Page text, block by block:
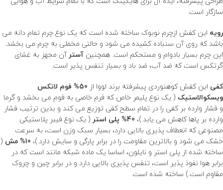
سازگار است.
رویه این کفش ازچرم نوبوک ساخته شده است که یک نوع چرم تمام دانه می
باشد که روی آن سنباده کشیده می شود و حالتی مخملی به چرم می بخشد.
این چرم بسیار بادوام و مستحکم است. همچنین آستر آن مجهز به غشای
گرتکس است که ضد آب، ضد باد و بسیار تنفس پذیر است.
کفی این کفش کوهنوردی پیشرفته برند لووا از
50% فوم لاتکس
ویسکوالاستیک ( یک نوع پلیمر خاص که فرم خاصی به فوم می بخشد و گرما
و فشار وارده بر کفی را در تمام سطح کفی توزیع می کند و بدین ترتیب فشار
وارده بر پاها کاهش می یابد.)، 40% پلی استر
( یک نوع فیبر پلاستیکی
مصنوعی که انعطاف پذیری بالایی دارد، بسیار سبک وزن است، به سرعت
خشک می شود و بالاترین مقاومت را در برابر پارگی و سایش دارد.)، 10% مش
(
ساخته شده از پلی استر و نایلون، اساسا یک ماده شبکه مانند است که در
برابر هوا نفوذ پذیر است، تنفس پذیری بالایی دارد و در برابر چین و چروک
مقاوم است.) ساخته شده است.